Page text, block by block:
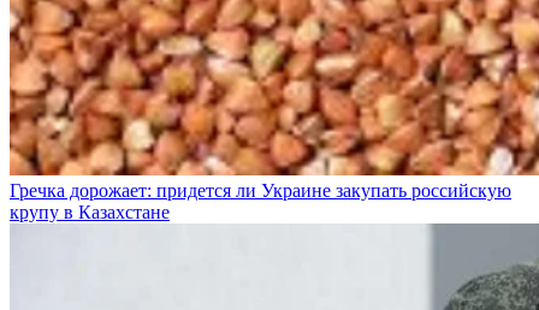
Гречка дорожает: придется ли Украине закупать российскую
крупу в Казахстане